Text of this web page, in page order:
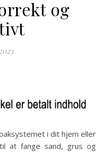
og
at fange sand, grus og